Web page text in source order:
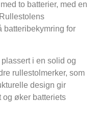
to batterier, med en
batteribekymring for
i en solid og
rullestolmerker, som
design gir
øker batteriets